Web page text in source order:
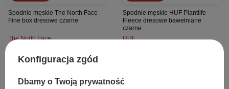
Spodnie męskie The North Face
Fine box dresowe czarne
The North Face
Cena katalogowa:319,00 zł
Spodnie męskie HUF Plantlife
Fleece dresowe bawełniane
czarne
HUF
Konfiguracja zgód
Dbamy o Twoją prywatność